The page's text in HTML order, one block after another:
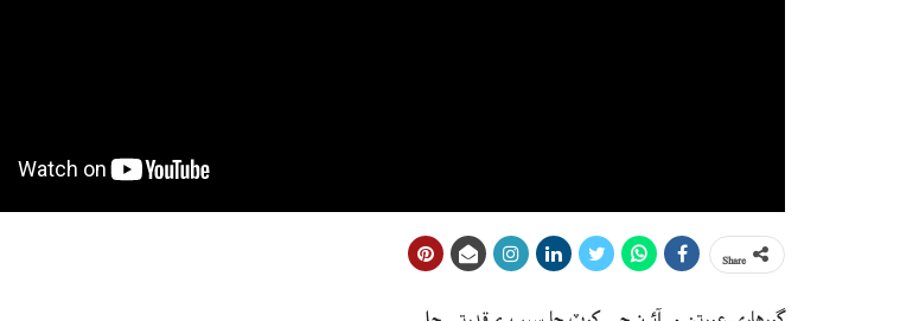
ڳورهاري عورتن ۾ آئرن جي کوٽ جا سبب ۽ قدرتي حل